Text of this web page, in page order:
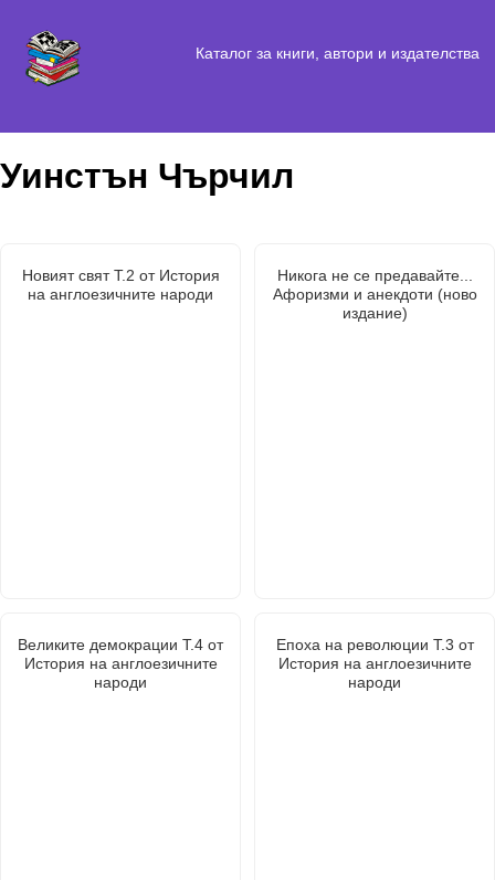
Каталог за книги, автори и издателства
Уинстън Чърчил
Новият свят Т.2 от История
на англоезичните народи
Никога не се предавайте...
Афоризми и анекдоти (ново
издание)
Великите демокрации Т.4 от
История на англоезичните
народи
Епоха на революции Т.3 от
История на англоезичните
народи